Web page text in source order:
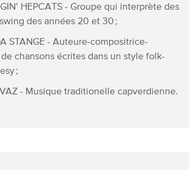
HEPCATS - Groupe qui interprète des
des années 20 et 30 ;
STANGE - Auteure-compositrice-
chansons écrites dans un style folk-
;
- Musique traditionelle capverdienne.